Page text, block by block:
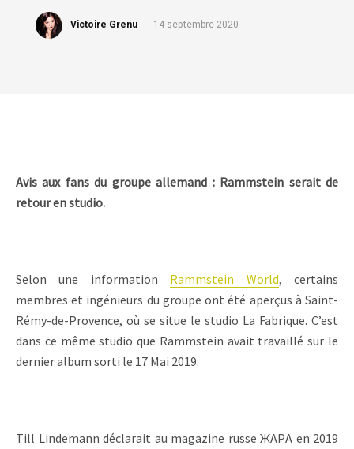
Victoire Grenu 14 septembre 2020
Avis aux fans du groupe allemand : Rammstein serait de
retour en studio.
Selon une information Rammstein World, certains
membres et ingénieurs du groupe ont été aperçus à Saint-
Rémy-de-Provence, où se situe le studio La Fabrique. C’est
dans ce même studio que Rammstein avait travaillé sur le
dernier album sorti le 17 Mai 2019.
Till Lindemann déclarait au magazine russe ЖAРA en 2019